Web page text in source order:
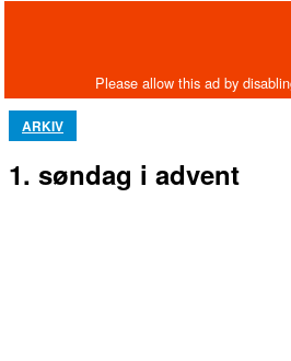
ARKIV
1. søndag i advent